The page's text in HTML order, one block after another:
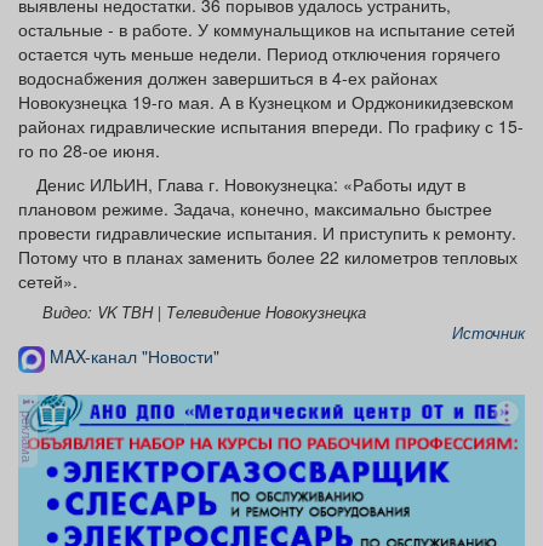
выявлены недостатки. 36 порывов удалось устранить,
остальные - в работе. У коммунальщиков на испытание сетей
остается чуть меньше недели. Период отключения горячего
водоснабжения должен завершиться в 4-ех районах
Новокузнецка 19-го мая. А в Кузнецком и Орджоникидзевском
районах гидравлические испытания впереди. По графику с 15-
го по 28-ое июня.
Денис ИЛЬИН, Глава г. Новокузнецка: «Работы идут в
плановом режиме. Задача, конечно, максимально быстрее
провести гидравлические испытания. И приступить к ремонту.
Потому что в планах заменить более 22 километров тепловых
сетей».
Видео: VK ТВН | Телевидение Новокузнецка
Источник
MAX-канал "Новости"
реклама